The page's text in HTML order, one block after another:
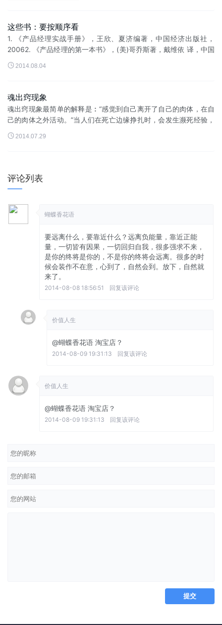
这些书：要按顺序看
1. 《产品经理实战手册》，王欣、夏济编著，中国经济出版社，
20062. 《产品经理的第一本书》，(美)哥乔斯著，戴维依 译，中国
财经出版社，20043. 《产品经理的第二本书》，(美)哥乔斯著，戴
维...
 2014.08.04
魂出窍现象
魂出窍现象最简单的解释是︰“感觉到自己离开了自己的肉体，在自
己的肉体之外活动。”当人们在死亡边缘挣扎时，会发生濒死经验，
很多时灵魂出窍是濒死经验的其中一部份。当濒死者昏迷时，他...
 2014.07.29
评论列表
蝴蝶香花语
要远离什么，要靠近什么？远离负能量，靠近正能
量，一切皆有因果，一切回归自我，很多强求不来，
是你的终将是你的，不是你的终将会远离。很多的时
候会装作不在意，心到了，自然会到。放下，自然就
来了。
2014-08-08 18:56:51 回复该评论
价值人生
@蝴蝶香花语 淘宝店？
2014-08-09 19:31:13 回复该评论
价值人生
@蝴蝶香花语 淘宝店？
2014-08-09 19:31:13 回复该评论